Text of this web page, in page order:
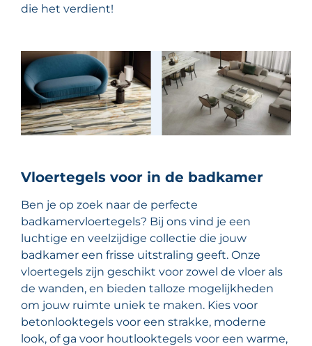
die het verdient!
Vloertegels voor in de badkamer
Ben je op zoek naar de perfecte
badkamervloertegels? Bij ons vind je een
luchtige en veelzijdige collectie die jouw
badkamer een frisse uitstraling geeft. Onze
vloertegels zijn geschikt voor zowel de vloer als
de wanden, en bieden talloze mogelijkheden
om jouw ruimte uniek te maken. Kies voor
betonlooktegels voor een strakke, moderne
look, of ga voor houtlooktegels voor een warme,